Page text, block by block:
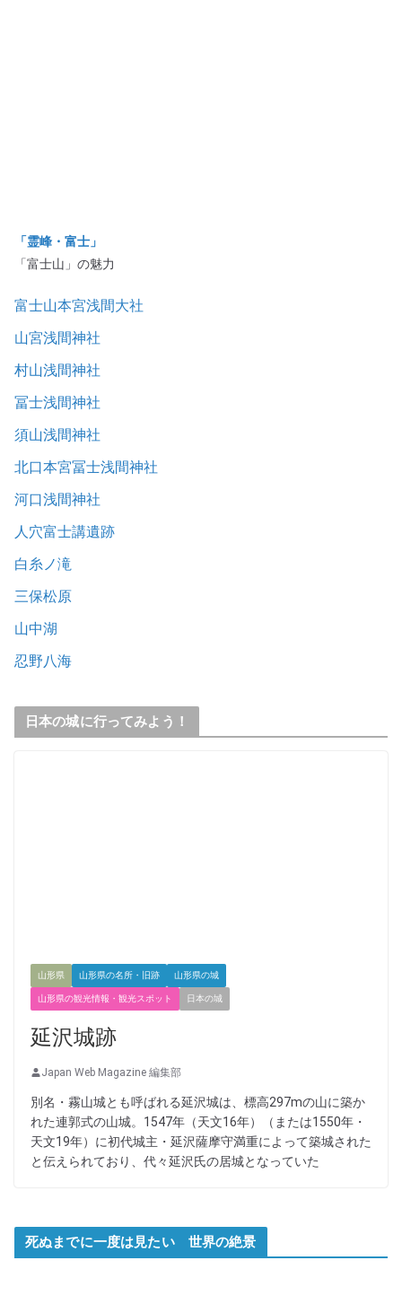
「霊峰・富士」
「富士山」の魅力
富士山本宮浅間大社
山宮浅間神社
村山浅間神社
冨士浅間神社
須山浅間神社
北口本宮冨士浅間神社
河口浅間神社
人穴富士講遺跡
白糸ノ滝
三保松原
山中湖
忍野八海
日本の城に行ってみよう！
山形県 山形県の名所・旧跡 山形県の城
山形県の観光情報・観光スポット 日本の城
延沢城跡
Japan Web Magazine 編集部
別名・霧山城とも呼ばれる延沢城は、標高297mの山に築か
れた連郭式の山城。1547年（天文16年）（または1550年・
天文19年）に初代城主・延沢薩摩守満重によって築城された
と伝えられており、代々延沢氏の居城となっていた
死ぬまでに一度は見たい 世界の絶景